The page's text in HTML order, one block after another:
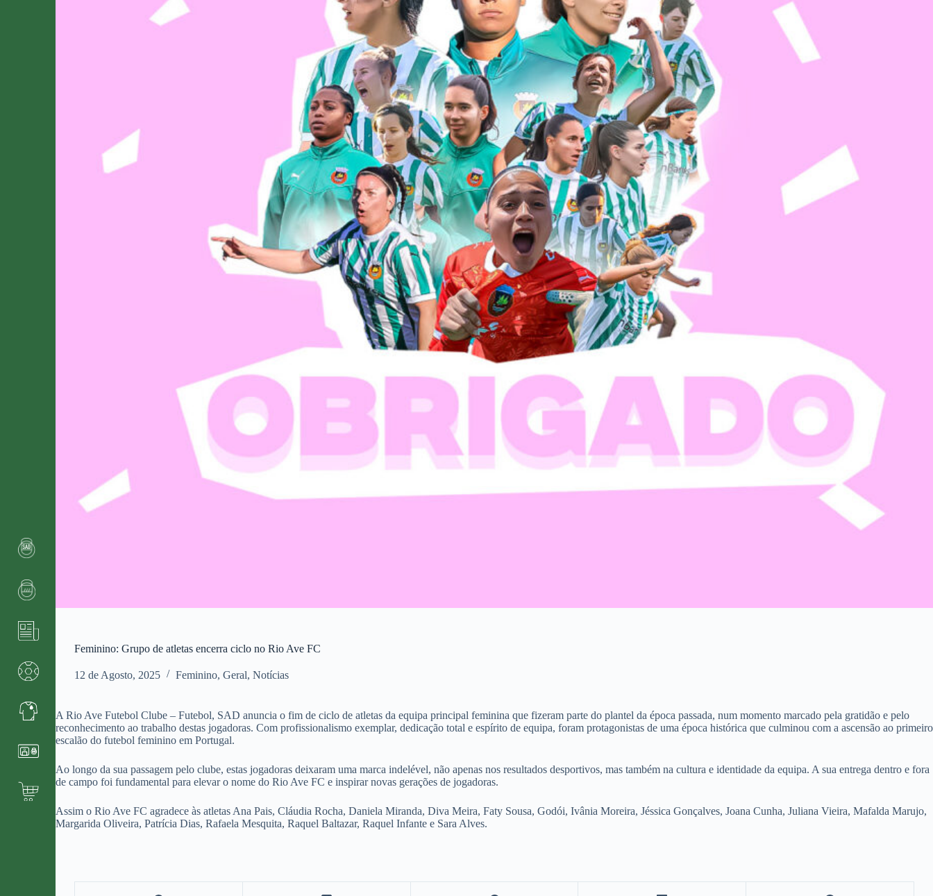
Feminino: Grupo de atletas encerra ciclo no Rio Ave FC
12 de Agosto, 2025 Feminino,Geral,Notícias
A Rio Ave Futebol Clube – Futebol, SAD anuncia o fim de ciclo de atletas da equipa principal feminina que fizeram parte do plantel da época passada, num momento marcado pela gratidão e pelo
reconhecimento ao trabalho destas jogadoras. Com profissionalismo exemplar, dedicação total e espírito de equipa, foram protagonistas de uma época histórica que culminou com a ascensão ao primeiro
escalão do futebol feminino em Portugal.
Ao longo da sua passagem pelo clube, estas jogadoras deixaram uma marca indelével, não apenas nos resultados desportivos, mas também na cultura e identidade da equipa. A sua entrega dentro e fora
de campo foi fundamental para elevar o nome do Rio Ave FC e inspirar novas gerações de jogadoras.
Assim o Rio Ave FC agradece às atletas Ana Pais, Cláudia Rocha, Daniela Miranda, Diva Meira, Faty Sousa, Godói, Ivânia Moreira, Jéssica Gonçalves, Joana Cunha, Juliana Vieira, Mafalda Marujo,
Margarida Oliveira, Patrícia Dias, Rafaela Mesquita, Raquel Baltazar, Raquel Infante e Sara Alves.